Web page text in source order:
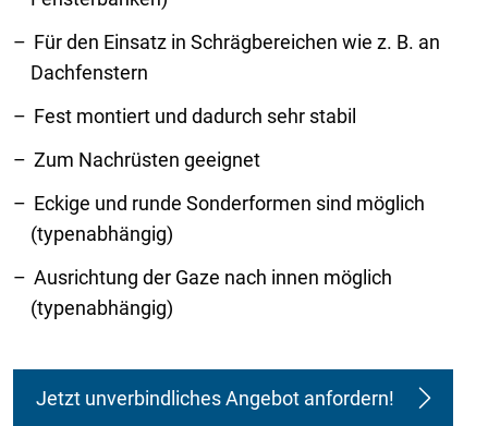
Für den Einsatz in Schrägbereichen wie z. B. an
Dachfenstern
Fest montiert und dadurch sehr stabil
Zum Nachrüsten geeignet
Eckige und runde Sonderformen sind möglich
(typenabhängig)
Ausrichtung der Gaze nach innen möglich
(typenabhängig)
Jetzt unverbindliches Angebot anfordern!